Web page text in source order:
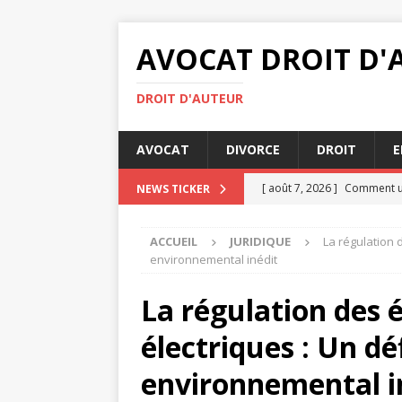
AVOCAT DROIT
DROIT D'AUTEUR
AVOCAT DIVORCE DROIT
NEWS TICKER [ août 7, 2026 ] Comment
[ août 7, 2026 ]
[ juillet 31, 2026 ]
[ août 8, 2026 ] Les
ACCUEIL JURIDIQUE
La régulation
environnemental inédit
La régulation des
électriques : Un
environnemental